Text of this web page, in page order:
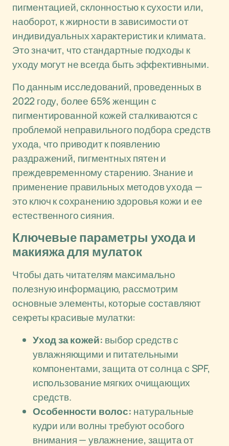
пигментацией, склонностью к сухости или,
наоборот, к жирности в зависимости от
индивидуальных характеристик и климата.
Это значит, что стандартные подходы к
уходу могут не всегда быть эффективными.
По данным исследований, проведенных в
2022 году, более 65% женщин с
пигментированной кожей сталкиваются с
проблемой неправильного подбора средств
ухода, что приводит к появлению
раздражений, пигментных пятен и
преждевременному старению. Знание и
применение правильных методов ухода —
это ключ к сохранению здоровья кожи и ее
естественного сияния.
Ключевые параметры ухода и
макияжа для мулаток
Чтобы дать читателям максимально
полезную информацию, рассмотрим
основные элементы, которые составляют
секреты красивые мулатки:
Уход за кожей: выбор средств с
увлажняющими и питательными
компонентами, защита от солнца с SPF,
использование мягких очищающих
средств.
Особенности волос: натуральные
кудри или волны требуют особого
внимания — увлажнение, защита от